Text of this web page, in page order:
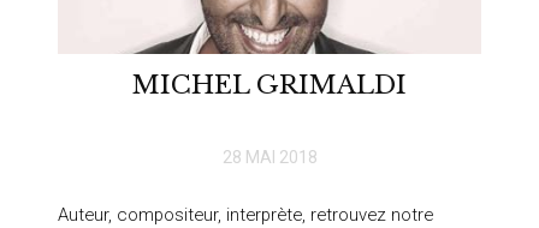
MICHEL GRIMALDI
28 MAI 2018
Auteur, compositeur, interprète, retrouvez notre